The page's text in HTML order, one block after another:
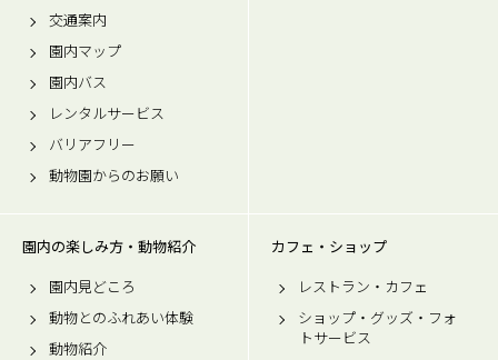
交通案内
園内マップ
園内バス
レンタルサービス
バリアフリー
動物園からのお願い
園内の楽しみ方・動物紹介
園内見どころ
動物とのふれあい体験
動物紹介
カフェ・ショップ
レストラン・カフェ
ショップ・グッズ・フォ
トサービス